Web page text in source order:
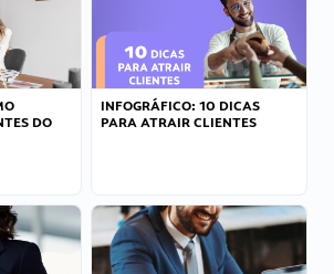
DO
INFOGRÁFICO: 10 DICAS
PARA ATRAIR CLIENTES